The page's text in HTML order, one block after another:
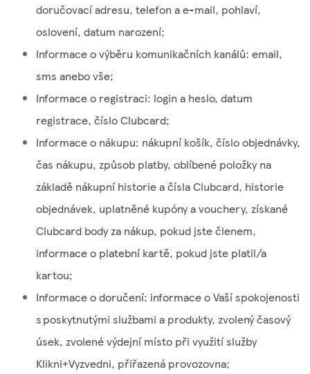
doručovací adresu, telefon a e-mail, pohlaví,
oslovení, datum narození;
Informace o výběru komunikačních kanálů: email,
sms anebo vše;
Informace o registraci: login a heslo, datum
registrace, číslo Clubcard;
Informace o nákupu: nákupní košík, číslo objednávky,
čas nákupu, způsob platby, oblíbené položky na
základě nákupní historie a čísla Clubcard, historie
objednávek, uplatněné kupóny a vouchery, získané
Clubcard body za nákup, pokud jste členem,
informace o platební kartě, pokud jste platil/a
kartou;
Informace o doručení: informace o Vaší spokojenosti
s poskytnutými službami a produkty, zvolený časový
úsek, zvolené výdejní místo při využití služby
Klikni+Vyzvedni, přiřazená provozovna;